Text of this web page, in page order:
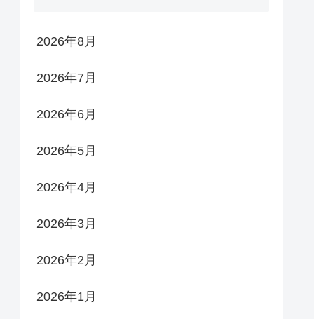
2026年8月
2026年7月
2026年6月
2026年5月
2026年4月
2026年3月
2026年2月
2026年1月